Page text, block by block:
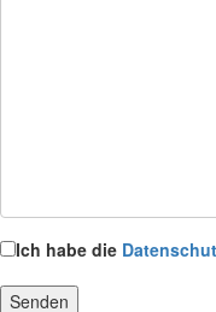
Ich habe die